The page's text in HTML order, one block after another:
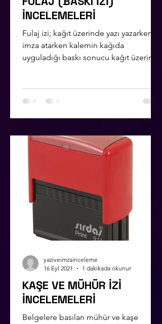
İNCELEMELERİ
Fulaj izi; kağıt üzerinde yazı yazarken ve
imza atarken kalemin kağıda
uyguladığı baskı sonucu kağıt üzerinde
KAŞE VE MÜHÜR İZİ
İNCELEMELERİ
Belgelere basılan mühür ve kaşe
yaziveimzainceleme
16 Eyl 2021
1 dakikada okunur